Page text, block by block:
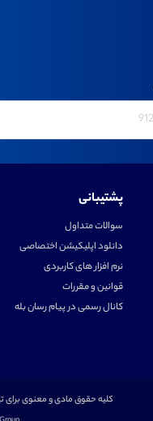
پشتیبانی
سوالات متداول
دانلود اپلیکیشن اختصاصی
نرم افزار های کاربردی
قوانین و مقررات
کانال رسمی در پیام رسان بله
کلیه حقوق مادی و معنوی برای